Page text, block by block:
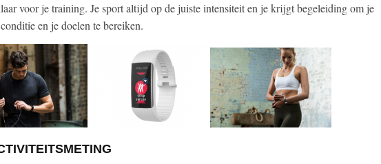
voor je training. Je sport altijd op de juiste intensiteit en je krijgt begeleiding om je
en je doelen te bereiken.